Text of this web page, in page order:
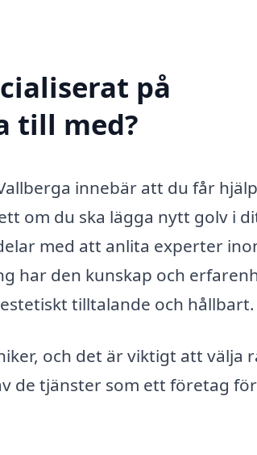
på
till med?
innebär att du får
om du ska lägga nytt golv i
med att anlita experter
har den kunskap och
tilltalande och hållbart.
och det är viktigt att välja
de tjänster som ett företag för